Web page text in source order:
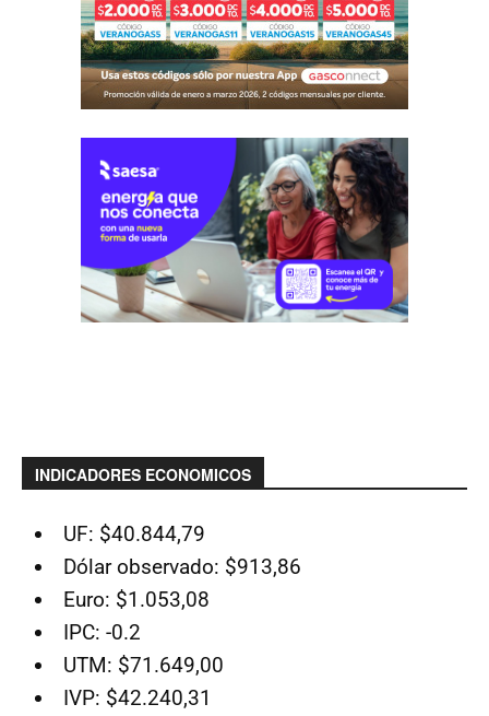
INDICADORES ECONOMICOS
UF: $40.844,79
Dólar observado: $913,86
Euro: $1.053,08
IPC: -0.2
UTM: $71.649,00
IVP: $42.240,31